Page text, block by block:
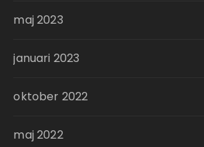
maj 2023
januari 2023
oktober 2022
maj 2022